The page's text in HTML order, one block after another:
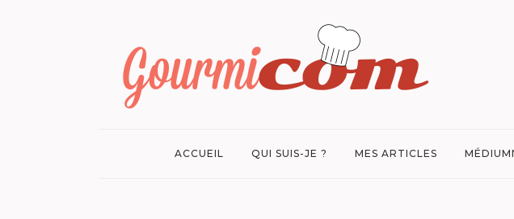
ACCUEIL QUI SUIS-JE ? MES ARTICLES